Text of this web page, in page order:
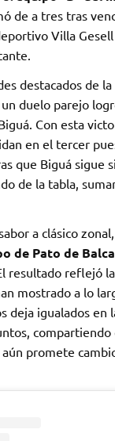
de a tres tras
Villa
destacados de
duelo parejo
Con esta
en el tercer
que Biguá sigue
de la tabla,
a clásico zonal,
de Pato de
resultado reflejó
mostrado a lo
deja igualados en
promete